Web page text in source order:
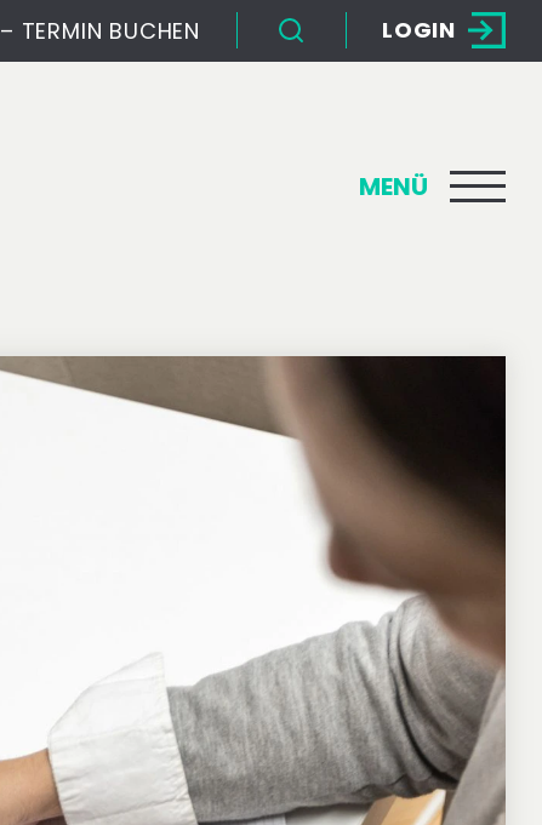
– TERMIN BUCHEN LOGIN
MENÜ